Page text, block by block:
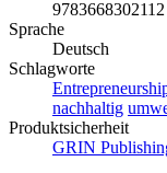
9783668302112
Sprache
Deutsch
Schlagworte
nachhaltig
Produktsicherheit
GRIN